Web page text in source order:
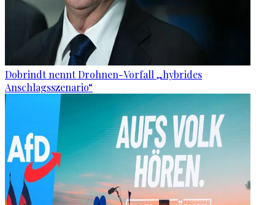
Dobrindt nennt Drohnen-Vorfall „hybrides
Anschlagsszenario“